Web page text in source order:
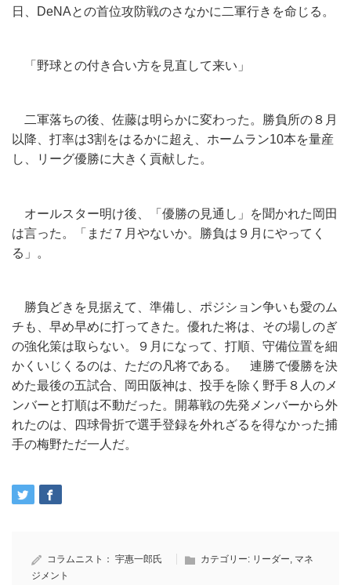
日、DeNAとの首位攻防戦のさなかに二軍行きを命じる。
「野球との付き合い方を見直して来い」
二軍落ちの後、佐藤は明らかに変わった。勝負所の８月
以降、打率は3割をはるかに超え、ホームラン10本を量産
し、リーグ優勝に大きく貢献した。
オールスター明け後、「優勝の見通し」を聞かれた岡田
は言った。「まだ７月やないか。勝負は９月にやってく
る」。
勝負どきを見据えて、準備し、ポジション争いも愛のム
チも、早め早めに打ってきた。優れた将は、その場しのぎ
の強化策は取らない。９月になって、打順、守備位置を細
かくいじくるのは、ただの凡将である。 連勝で優勝を決
めた最後の五試合、岡田阪神は、投手を除く野手８人のメ
ンバーと打順は不動だった。開幕戦の先発メンバーから外
れたのは、四球骨折で選手登録を外れざるを得なかった捕
手の梅野ただ一人だ。
コラムニスト： 宇惠一郎氏 カテゴリー: リーダー, マネ
ジメント